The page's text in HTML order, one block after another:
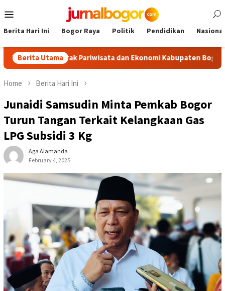
to
Menu
Berita Hari Ini Bogor Raya Politik Pendidikan Nasional
Berita Utama
Pariwisata dan Ekonomi Kabupaten Bogor Tour
Home Berita Hari Ini
Junaidi Samsudin Minta Pemkab Bogor
Turun Tangan Terkait Kelangkaan Gas
LPG Subsidi 3 Kg
Aga Alamanda
February 4, 2025